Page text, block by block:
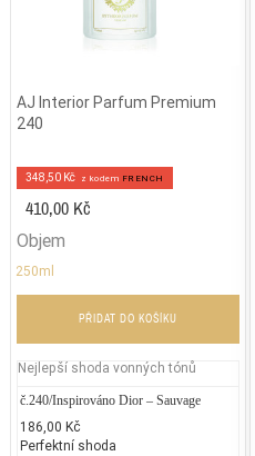
AJ Interior Parfum Premium
240
348,50 Kč z kodem FRENCH
410,00 Kč
Objem
250ml
PŘIDAT DO KOŠÍKU
Nejlepší shoda vonných tónů
č.240/Inspirováno Dior – Sauvage
186,00 Kč
Perfektní shoda